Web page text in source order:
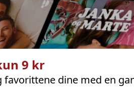
9 kr
dine med en